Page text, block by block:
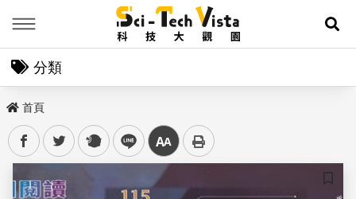
展
分類
首頁
facebooktwitter plurk line 中
儲存